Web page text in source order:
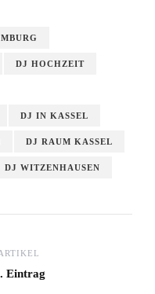
DJ HOCHZEIT
DJ IN KASSEL
DJ RAUM KASSEL
DJ WITZENHAUSEN
Eintrag